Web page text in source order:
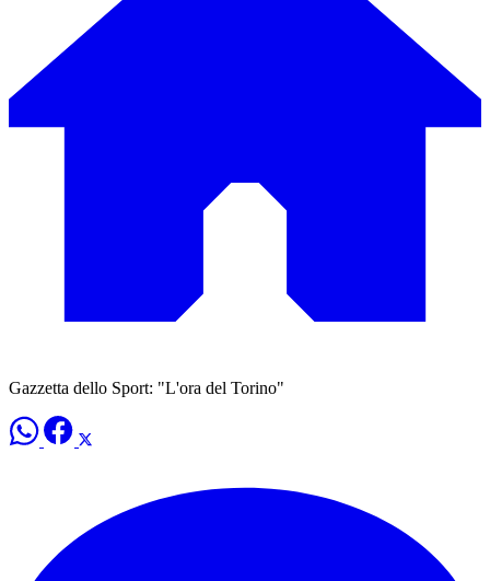
Gazzetta dello Sport: "L'ora del Torino"